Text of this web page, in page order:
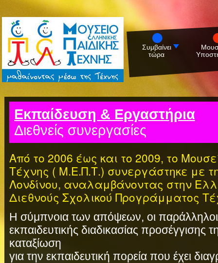
Συμβαίνει
τώρα
Εκπαίδευση & Εργαστήρια
Διεθνείς συνεργασίες
Από το 2006 έως και το 2009, το
Τέχνης ( Μ.Ε.Π.Τ.) συνεργάστηκε με
Λονδίνου, αναλαμβάνοντας στην
Διεθνούς Σχολικού Προγράμματος
Η σύμπνοια των απόψεων, οι παράλληλοι
εκπαιδευτικής διαδικασίας προσέγγισης
καταξίωση
για την εκπαιδευτική πορεία που έχει